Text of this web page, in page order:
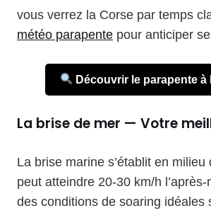
vous verrez la Corse par temps
météo parapente pour anticiper
Découvrir le parapente à
La brise de mer — Votre
La brise marine s’établit en milieu
peut atteindre 20-30 km/h
des conditions de soaring idéales